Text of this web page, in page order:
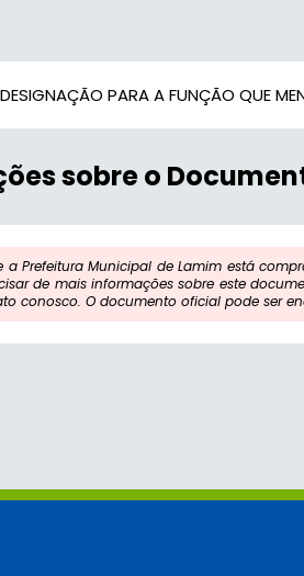
PARA A FUNÇÃO QUE
sobre o
a Prefeitura Municipal de Lamim está
de mais informações sobre este
conosco. O documento oficial pode ser